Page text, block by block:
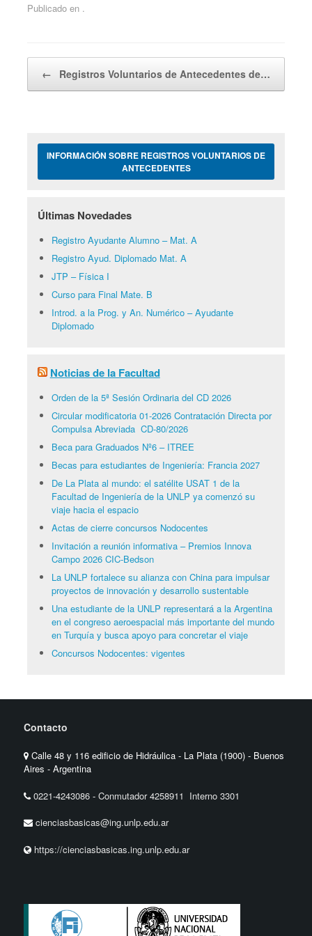
Publicado en .
← Registros Voluntarios de Antecedentes de…
INFORMACIÓN SOBRE REGISTROS VOLUNTARIOS DE
ANTECEDENTES
Últimas Novedades
Registro Ayudante Alumno – Mat. A
Registro Ayud. Diplomado Mat. A
JTP – Física I
Curso para Final Mate. B
Introd. a la Prog. y An. Numérico – Ayudante
Diplomado
Noticias de la Facultad
Orden de la 5ª Sesión Ordinaria del CD 2026
Circular modificatoria 01-2026 Contratación Directa por
Compulsa Abreviada CD-80/2026
Beca para Graduados Nº6 – ITREE
Becas para estudiantes de Ingeniería: Francia 2027
De La Plata al mundo: el satélite USAT 1 de la
Facultad de Ingeniería de la UNLP ya comenzó su
viaje hacia el espacio
Actas de cierre concursos Nodocentes
Invitación a reunión informativa – Premios Innova
Campo 2026 CIC-Bedson
La UNLP fortalece su alianza con China para impulsar
proyectos de innovación y desarrollo sustentable
Una estudiante de la UNLP representará a la Argentina
en el congreso aeroespacial más importante del mundo
en Turquía y busca apoyo para concretar el viaje
Concursos Nodocentes: vigentes
Contacto
Calle 48 y 116 edificio de Hidráulica - La Plata (1900) - Buenos
Aires - Argentina
0221-4243086 -Conmutador 4258911 Interno 3301
cienciasbasicas@ing.unlp.edu.ar
https://cienciasbasicas.ing.unlp.edu.ar